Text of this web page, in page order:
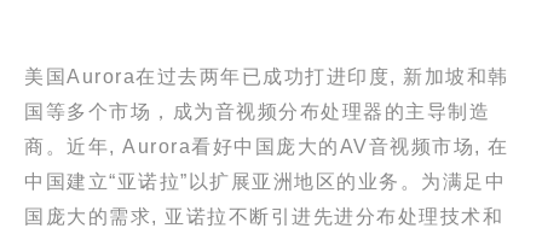
美国Aurora在过去两年已成功打进印度, 新加坡和韩
国等多个市场，成为音视频分布处理器的主导制造
商。近年, Aurora看好中国庞大的AV音视频市场, 在
中国建立“亚诺拉”以扩展亚洲地区的业务。为满足中
国庞大的需求, 亚诺拉不断引进先进分布处理技术和